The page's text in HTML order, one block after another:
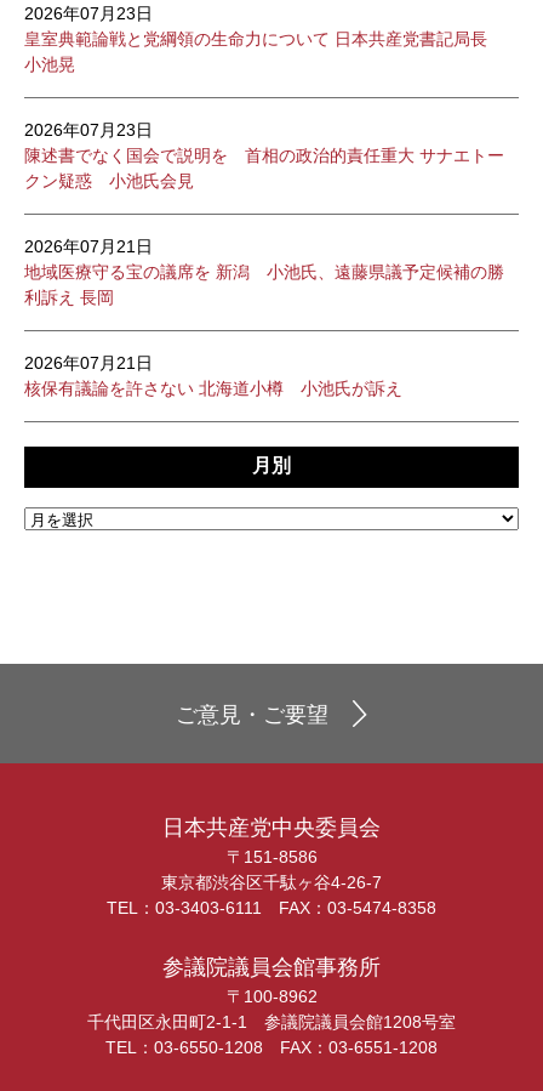
2026年07月23日
皇室典範論戦と党綱領の生命力について 日本共産党書記局長
小池晃
2026年07月23日
陳述書でなく国会で説明を 首相の政治的責任重大 サナエトー
クン疑惑 小池氏会見
2026年07月21日
地域医療守る宝の議席を 新潟 小池氏、遠藤県議予定候補の勝
利訴え 長岡
2026年07月21日
核保有議論を許さない 北海道小樽 小池氏が訴え
月別
ご意見・ご要望
日本共産党中央委員会
〒151-8586
東京都渋谷区千駄ヶ谷4-26-7
TEL：03-3403-6111 FAX：03-5474-8358
参議院議員会館事務所
〒100-8962
千代田区永田町2-1-1 参議院議員会館1208号室
TEL：03-6550-1208 FAX：03-6551-1208